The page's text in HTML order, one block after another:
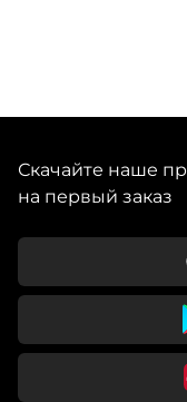
Скачайте наше
на первый заказ